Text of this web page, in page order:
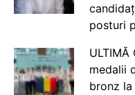
posturi
medalii
bronz